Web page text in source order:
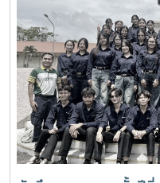
บัณฑิต การจัดการเรียน
สมัคร และแนวทางการศึกษ
ต้อง สามารถนำไปใช้ประก
อุดมศึกษาพร้อมกันนี้ ตัวแท
แลกเปลี่ยนประสบการณ์การ
การฝึกงาน เพื่อสร้างแรงบั
Student Talkช่วงท้ายของ
ปฏิบัติการพยาบาล ตามกิจ
ทดลองฝึกปฏิบัติทักษะทาง